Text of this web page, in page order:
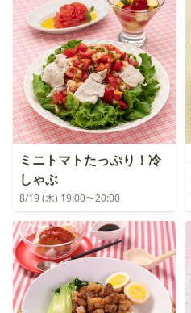
ミニトマトたっぷり！冷
しゃぶ
8/19 (木) 19:00〜20:00